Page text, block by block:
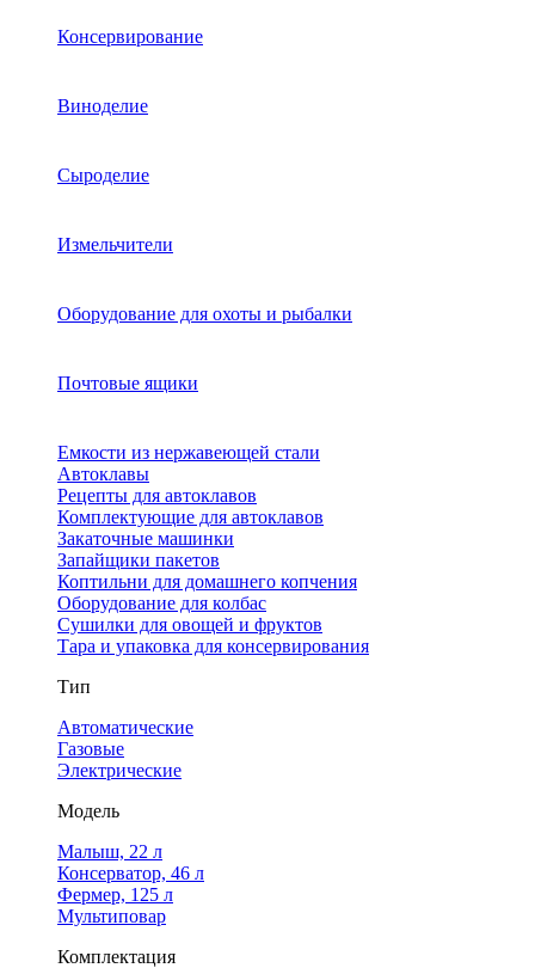
Консервирование
Виноделие
Сыроделие
Измельчители
Оборудование для охоты и рыбалки
Почтовые ящики
Емкости из нержавеющей стали
Автоклавы
Рецепты для автоклавов
Комплектующие для автоклавов
Закаточные машинки
Запайщики пакетов
Коптильни для домашнего копчения
Оборудование для колбас
Сушилки для овощей и фруктов
Тара и упаковка для консервирования
Тип
Автоматические
Газовые
Электрические
Модель
Малыш, 22 л
Консерватор, 46 л
Фермер, 125 л
Мультиповар
Комплектация